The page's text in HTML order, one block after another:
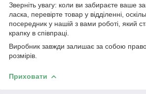
Зверніть увагу: коли ви забираєте ваше
ласка, перевірте товар у відділенні,
посередник у нашій з вами роботі, який
крапку в співпраці.
Виробник завжди залишає за собою
розмірів.
Приховати